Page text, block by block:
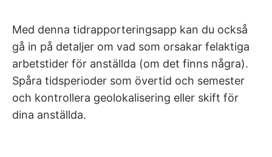
Med denna tidrapporteringsapp kan du också
gå in på detaljer om vad som orsakar felaktiga
arbetstider för anställda (om det finns några).
Spåra tidsperioder som övertid och semester
och kontrollera geolokalisering eller skift för
dina anställda.